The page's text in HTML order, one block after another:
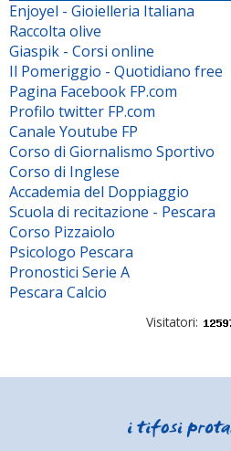
Enjoyel - Gioielleria Italiana
Raccolta olive
Giaspik - Corsi online
Il Pomeriggio - Quotidiano free
Pagina Facebook FP.com
Profilo twitter FP.com
Canale Youtube FP
Corso di Giornalismo Sportivo
Corso di Inglese
Accademia del Doppiaggio
Scuola di recitazione - Pescara
Corso Pizzaiolo
Psicologo Pescara
Pronostici Serie A
Pescara Calcio
Visitatori: